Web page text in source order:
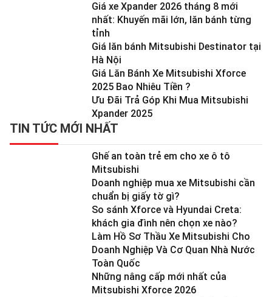
Giá xe Xpander 2026 tháng 8 mới
nhất: Khuyến mãi lớn, lăn bánh từng
tỉnh
Giá lăn bánh Mitsubishi Destinator tại
Hà Nội
Giá Lăn Bánh Xe Mitsubishi Xforce
2025 Bao Nhiêu Tiền ?
Ưu Đãi Trả Góp Khi Mua Mitsubishi
Xpander 2025
TIN TỨC MỚI NHẤT
Ghế an toàn trẻ em cho xe ô tô
Mitsubishi
Doanh nghiệp mua xe Mitsubishi cần
chuẩn bị giấy tờ gì?
So sánh Xforce và Hyundai Creta:
khách gia đình nên chọn xe nào?
Làm Hồ Sơ Thầu Xe Mitsubishi Cho
Doanh Nghiệp Và Cơ Quan Nhà Nước
Toàn Quốc
Những nâng cấp mới nhất của
Mitsubishi Xforce 2026